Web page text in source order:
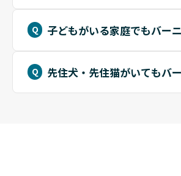
子どもがいる家庭でもバー
先住犬・先住猫がいてもバ